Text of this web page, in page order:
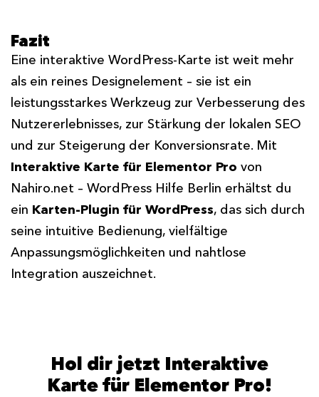
Fazit
Eine interaktive WordPress-Karte ist weit mehr
als ein reines Designelement – sie ist ein
leistungsstarkes Werkzeug zur Verbesserung des
Nutzererlebnisses, zur Stärkung der lokalen SEO
und zur Steigerung der Konversionsrate. Mit
Interaktive Karte für Elementor Pro von
Nahiro.net – WordPress Hilfe Berlin erhältst du
ein Karten-Plugin für WordPress, das sich durch
seine intuitive Bedienung, vielfältige
Anpassungsmöglichkeiten und nahtlose
Integration auszeichnet.
Hol dir jetzt Interaktive
Karte für Elementor Pro!